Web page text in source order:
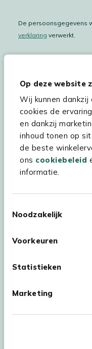
Op deze website
Wij kunnen
cookies de
en dankzij
inhoud tonen op
de beste
ons cookiebeleid
informatie.
Noodzakelijk
Voorkeuren
Statistieken
Marketing
De persoonsgegevens
verklaring verwerkt.
Hulp & service
Assortiment
Kees Smit
Experience Stores